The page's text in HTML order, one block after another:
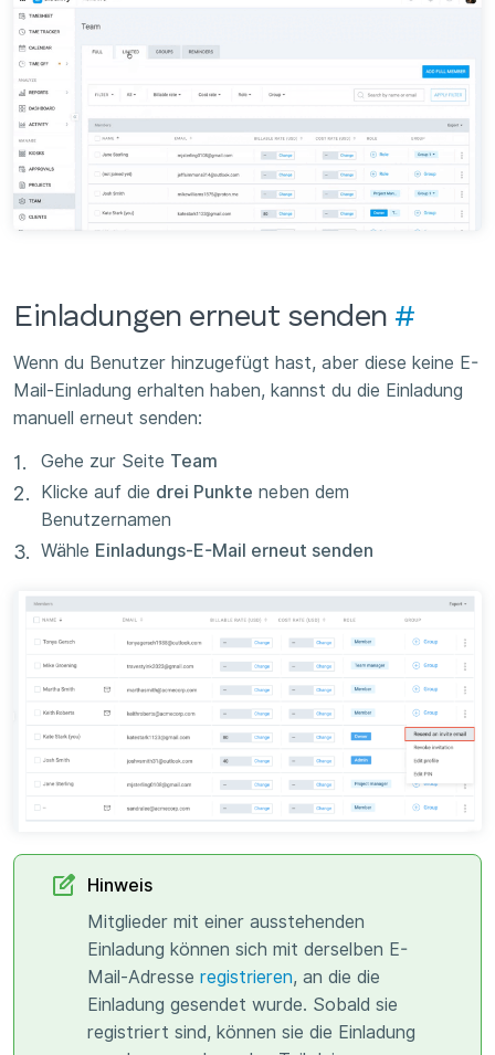
Einladungen erneut senden #
Wenn du Benutzer hinzugefügt hast, aber diese keine E-
Mail-Einladung erhalten haben, kannst du die Einladung
manuell erneut senden:
Gehe zur Seite Team
Klicke auf die drei Punkte neben dem
Benutzernamen
Wähle Einladungs-E-Mail erneut senden
Hinweis
Mitglieder mit einer ausstehenden
Einladung können sich mit derselben E-
Mail-Adresse registrieren, an die die
Einladung gesendet wurde. Sobald sie
registriert sind, können sie die Einladung